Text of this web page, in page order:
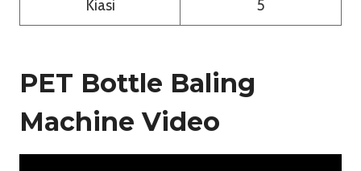
Kiasi 5
PET Bottle Baling
Machine Video